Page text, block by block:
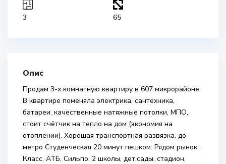
3 65
Опис
Продам 3-х комнатную квартиру в 607 микрорайоне.
В квартире поменяла электрика, сантехника,
батареи, качественные натяжные потолки, МПО,
стоит счётчик на тепло на дом (экономия на
отоплении). Хорошая транспортная развязка, до
метро Студенческая 20 минут пешком. Рядом рынок,
Класс, АТБ, Сильпо, 2 школы, дет.сады, стадион,